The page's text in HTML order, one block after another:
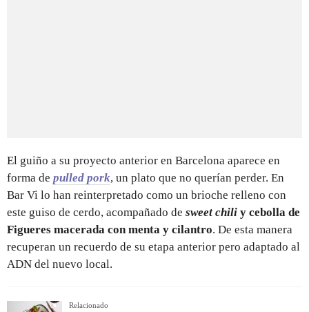
El guiño a su proyecto anterior en Barcelona aparece en
forma de pulled pork, un plato que no querían perder. En
Bar Vi lo han reinterpretado como un brioche relleno con
este guiso de cerdo, acompañado de sweet chili y cebolla de
Figueres macerada con menta y cilantro. De esta manera
recuperan un recuerdo de su etapa anterior pero adaptado al
ADN del nuevo local.
Relacionado